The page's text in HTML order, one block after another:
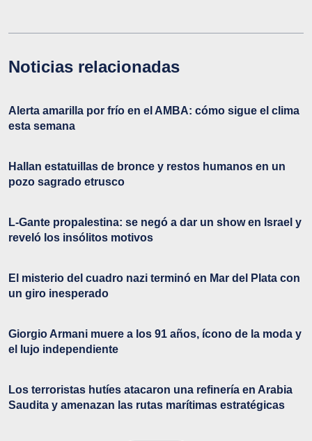
Noticias relacionadas
Alerta amarilla por frío en el AMBA: cómo sigue el clima
esta semana
Hallan estatuillas de bronce y restos humanos en un
pozo sagrado etrusco
L-Gante propalestina: se negó a dar un show en Israel y
reveló los insólitos motivos
El misterio del cuadro nazi terminó en Mar del Plata con
un giro inesperado
Giorgio Armani muere a los 91 años, ícono de la moda y
el lujo independiente
Los terroristas hutíes atacaron una refinería en Arabia
Saudita y amenazan las rutas marítimas estratégicas